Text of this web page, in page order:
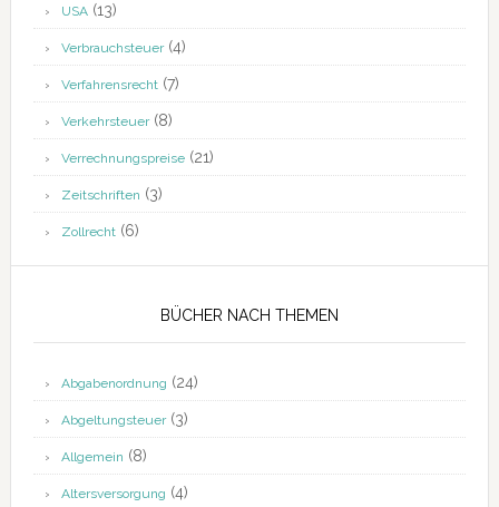
USA(13)
Verbrauchsteuer(4)
Verfahrensrecht(7)
Verkehrsteuer(8)
Verrechnungspreise(21)
Zeitschriften (3)
Zollrecht(6)
BÜCHER NACH THEMEN
Abgabenordnung (24)
Abgeltungsteuer(3)
Allgemein (8)
Altersversorgung (4)